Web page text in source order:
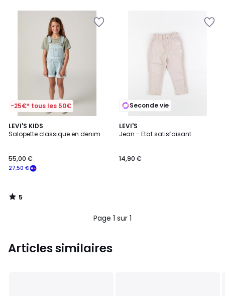
-25€* tous les 50€
LEVI'S KIDS
Salopette classique en denim
27,50 €
55,00 €
5
/
5
/
Seconde vie
LEVI'S
Jean - Etat satisfaisant
14,90 €
Page 1 sur 1
Articles similaires